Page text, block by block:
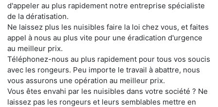
d'appeler au plus rapidement notre entreprise spécialiste
de la dératisation.
Ne laissez plus les nuisibles faire la loi chez vous, et faites
appel à nous au plus vite pour une éradication d'urgence
au meilleur prix.
Téléphonez-nous au plus rapidement pour tous vos soucis
avec les rongeurs. Peu importe le travail à abattre, nous
vous assurons une opération au meilleur prix.
Vous êtes envahi par les nuisibles dans votre société ? Ne
laissez pas les rongeurs et leurs semblables mettre en